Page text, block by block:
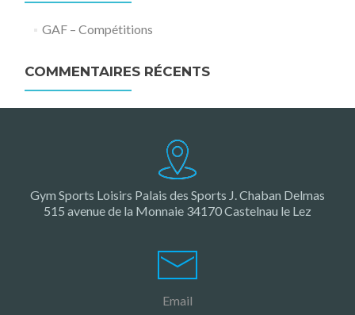
GAF – Compétitions
COMMENTAIRES RÉCENTS
Gym Sports Loisirs Palais des Sports J. Chaban Delmas
515 avenue de la Monnaie 34170 Castelnau le Lez
Email